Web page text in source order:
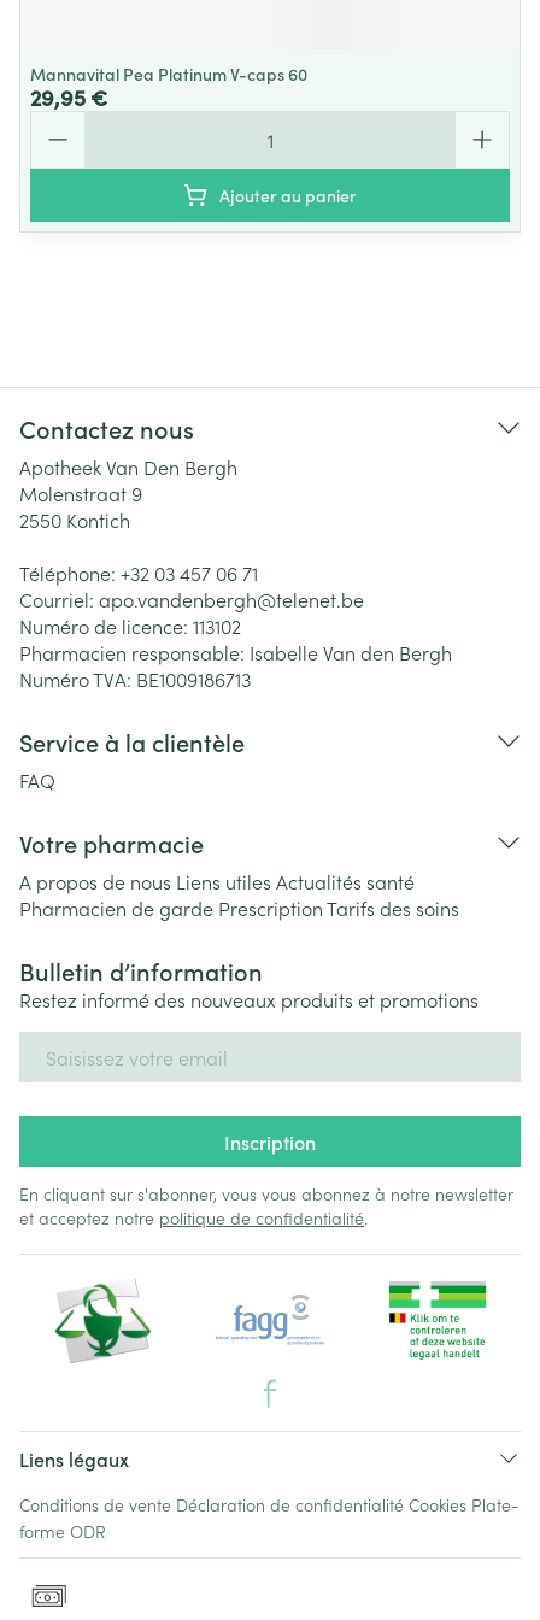
Mannavital Pea Platinum V-caps 60
29,95 €
Ajouter au panier
Contactez nous
Apotheek Van Den Bergh
Molenstraat 9
2550 Kontich
Téléphone: +32 03 457 06 71
Courriel: apo.vandenbergh@telenet.be
Numéro de licence: 113102
Pharmacien responsable: Isabelle Van den Bergh
Numéro TVA: BE1009186713
Service à la clientèle
FAQ
Votre pharmacie
A propos de nous Liens utiles Actualités santé
Pharmacien de garde PrescriptionTarifs des soins
Bulletin d’information
Restez informé des nouveaux produits et promotions
Inscription
En cliquant sur s'abonner, vous vous abonnez à notre newsletter
et acceptez notre politique de confidentialité.
Liens légaux
Conditions de vente Déclaration de confidentialité Cookies Plate-
forme ODR